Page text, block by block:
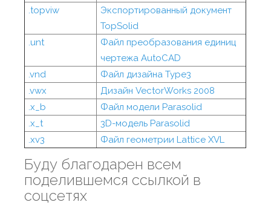
.topviw
Экспортированный документ
TopSolid
.unt
Файл преобразования единиц
чертежа AutoCAD
.vnd
Файл дизайна Type3
.vwx
Дизайн VectorWorks 2008
.x_b
Файл модели Parasolid
.x_t
3D-модель Parasolid
.xv3
Файл геометрии Lattice XVL
Буду благодарен всем
поделившемся ссылкой в
соцсетях